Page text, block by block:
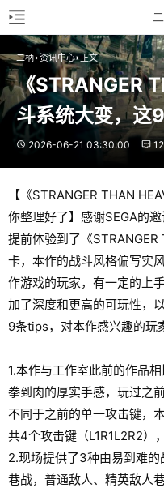
二柄 资讯中心 正文
《STRANGER
斗系统大变，这
2026-06-21 03:30:00 12
【《STRANGER THAN
你整理好了】感谢SEGA的
提前体验到了《
卡，本作的战斗风格偏写实
作游戏的玩家，有一定的上
加了深度和更高的可玩性，
9条tips，对本作感兴趣的玩
1.本作与工作室此前的作品
拳到肉的厚实手感，玩过之
不同于之前的单一攻击键，
共4个攻击键（L1R1L2R2）
2.现场提供了3种由易到难
巷战，普通敌人、精英敌人